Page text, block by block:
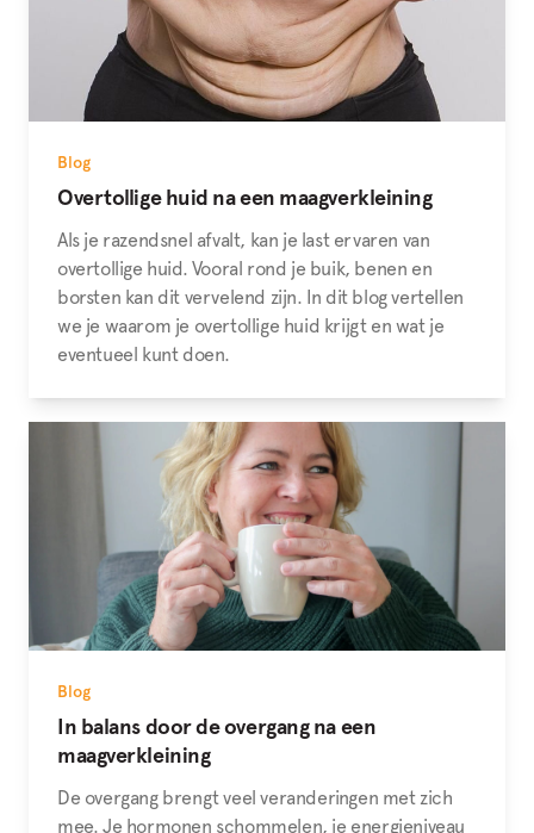
Blog
Overtollige huid na een maagverkleining
Als je razendsnel afvalt, kan je last ervaren van
overtollige huid. Vooral rond je buik, benen en
borsten kan dit vervelend zijn. In dit blog vertellen
we je waarom je overtollige huid krijgt en wat je
eventueel kunt doen.
Blog
In balans door de overgang na een
maagverkleining
De overgang brengt veel veranderingen met zich
mee. Je hormonen schommelen, je energieniveau